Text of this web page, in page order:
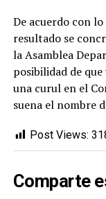
De acuerdo con
resultado se
la Asamblea
posibilidad de
una curul en el
suena el nombre
Post Views:
Comparte